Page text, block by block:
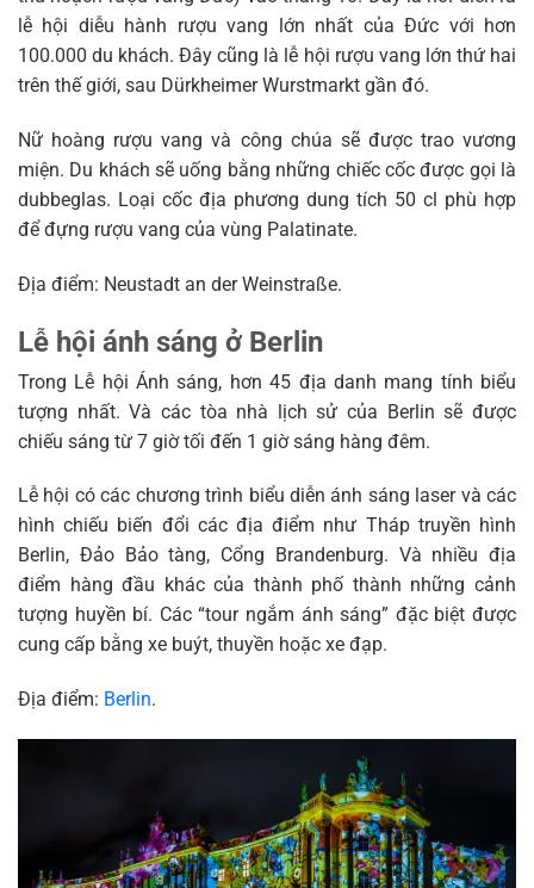
lễ hội diễu hành rượu vang lớn nhất của Đức với hơn
100.000 du khách. Đây cũng là lễ hội rượu vang lớn thứ hai
trên thế giới, sau Dürkheimer Wurstmarkt gần đó.
Nữ hoàng rượu vang và công chúa sẽ được trao vương
miện. Du khách sẽ uống bằng những chiếc cốc được gọi là
dubbeglas. Loại cốc địa phương dung tích 50 cl phù hợp
để đựng rượu vang của vùng Palatinate.
Địa điểm: Neustadt an der Weinstraße.
Lễ hội ánh sáng ở Berlin
Trong Lễ hội Ánh sáng, hơn 45 địa danh mang tính biểu
tượng nhất. Và các tòa nhà lịch sử của Berlin sẽ được
chiếu sáng từ 7 giờ tối đến 1 giờ sáng hàng đêm.
Lễ hội có các chương trình biểu diễn ánh sáng laser và các
hình chiếu biến đổi các địa điểm như Tháp truyền hình
Berlin, Đảo Bảo tàng, Cổng Brandenburg. Và nhiều địa
điểm hàng đầu khác của thành phố thành những cảnh
tượng huyền bí. Các “tour ngắm ánh sáng” đặc biệt được
cung cấp bằng xe buýt, thuyền hoặc xe đạp.
Địa điểm: Berlin.